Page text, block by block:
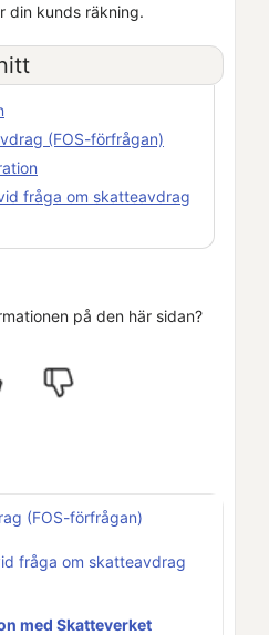
din kunds räkning.
(FOS-förfrågan)
fråga om skatteavdrag
på den här sidan?
(FOS-förfrågan)
fråga om skatteavdrag
med Skatteverket